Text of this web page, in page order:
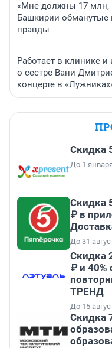
«Мне должны 17 млн,
Башкирии обманутые
правды
Работает в клинике и
о сестре Вани
концерте в
Скидка
До 1
Скидка
₽ в
До 31
Скидка
₽ и 40%
ТРЕНД
До 15
Скидка